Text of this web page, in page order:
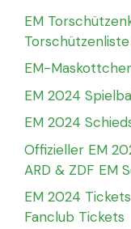
EM
EM-
EM 2024
EM 2024
Offizieller EM
ARD & ZDF EM
EM 2024
Fanclub Tickets